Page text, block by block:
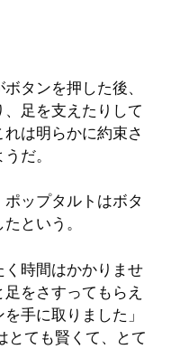
タンを押した後、
足を支えたりして
は明らかに約束さ
だ。
ップタルトはボタ
という。
く時間はかかりませ
をさすってもらえ
手に取りました」
とても賢くて、とて